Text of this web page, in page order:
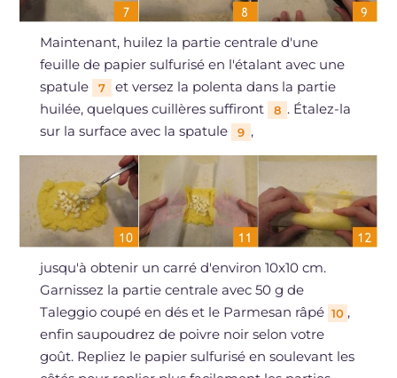
Maintenant, huilez la partie centrale d'une
feuille de papier sulfurisé en l'étalant avec une
spatule
7
et versez la polenta dans la partie
huilée, quelques cuillères suffiront
8 . Étalez-la
sur la surface avec la spatule
9 ,
jusqu'à obtenir un carré d'environ 10x10 cm.
Garnissez la partie centrale avec 50 g de
Taleggio coupé en dés et le Parmesan râpé 10 ,
enfin saupoudrez de poivre noir selon votre
goût. Repliez le papier sulfurisé en soulevant les